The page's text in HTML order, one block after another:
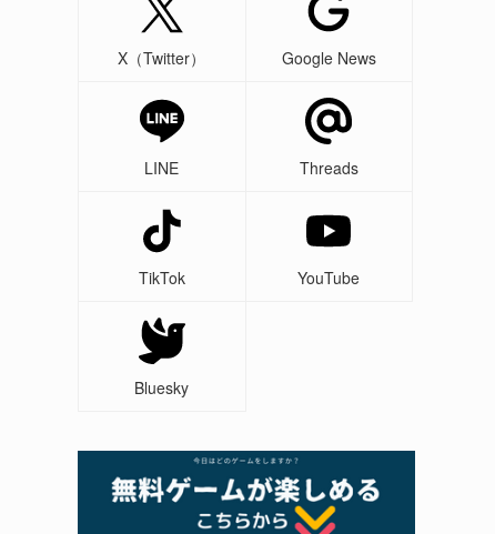
X（Twitter） Google News
LINE Threads
TikTok YouTube
Bluesky